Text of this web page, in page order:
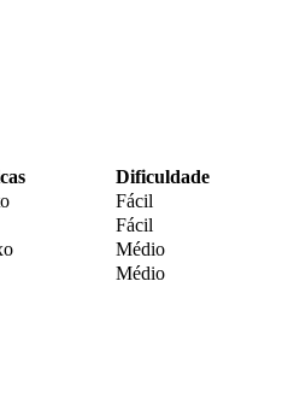
Dificuldade
Fácil
Fácil
Médio
Médio